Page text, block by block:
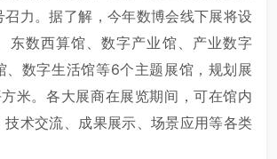
召力。据了解，今年数博会线下展将设
东数西算馆、数字产业馆、产业数字
、数字生活馆等6个主题展馆，规划展
米。各大展商在展览期间，可在馆内
技术交流、成果展示、场景应用等各类